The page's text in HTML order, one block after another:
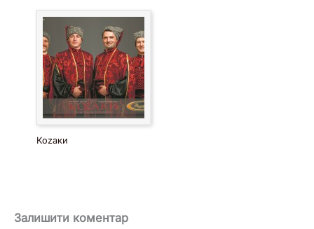
Коzaки
Залишити коментар